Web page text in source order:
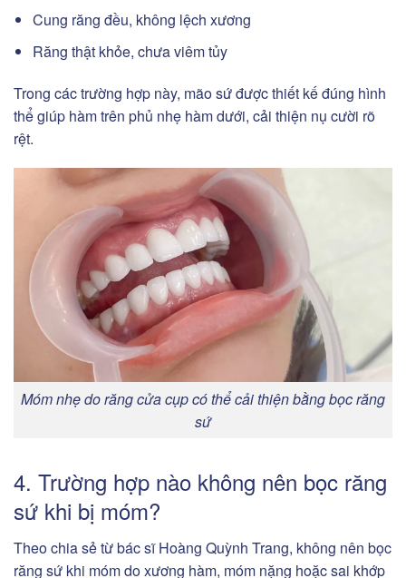
Cung răng đều, không lệch xương
Răng thật khỏe, chưa viêm tủy
Trong các trường hợp này, mão sứ được thiết kế đúng hình
thể giúp hàm trên phủ nhẹ hàm dưới, cải thiện nụ cười rõ
rệt.
Móm nhẹ do răng cửa cụp có thể cải thiện bằng bọc răng
sứ
4. Trường hợp nào không nên bọc răng
sứ khi bị móm?
Theo chia sẻ từ bác sĩ Hoàng Quỳnh Trang, không nên bọc
răng sứ khi móm do xương hàm, móm nặng hoặc sai khớp